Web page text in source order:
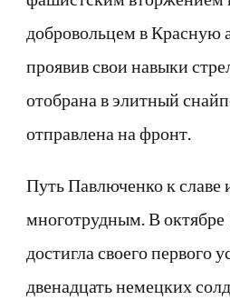
добровольцем в Красную
проявив свои навыки
отобрана в элитный
отправлена на фронт.
Путь Павлюченко к
многотрудным. В октябре
достигла своего первого
двенадцать немецких